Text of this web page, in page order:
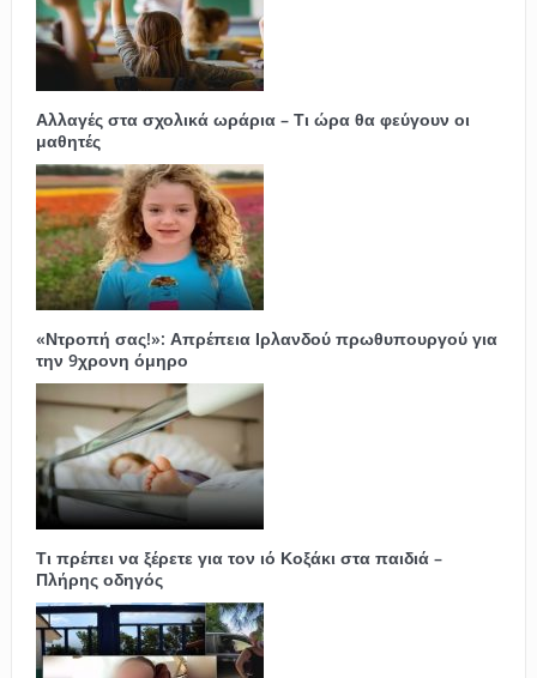
Αλλαγές στα σχολικά ωράρια – Τι ώρα θα φεύγουν οι
μαθητές
«Ντροπή σας!»: Απρέπεια Ιρλανδού πρωθυπουργού για
την 9χρονη όμηρο
Τι πρέπει να ξέρετε για τον ιό Κοξάκι στα παιδιά –
Πλήρης οδηγός